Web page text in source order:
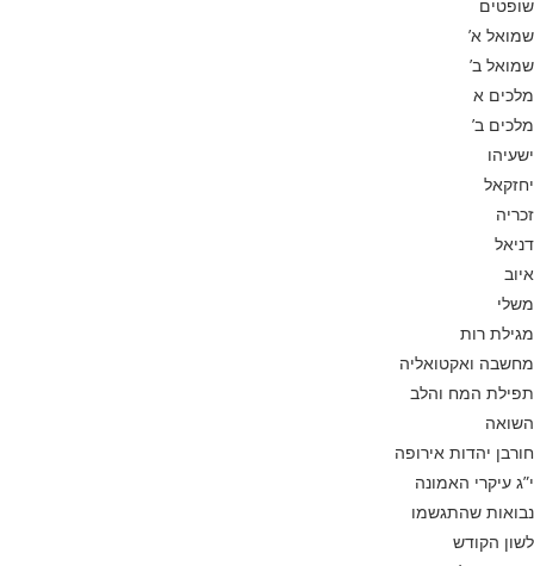
שופטים
שמואל א’
שמואל ב’
מלכים א
מלכים ב’
ישעיהו
יחזקאל
זכריה
דניאל
איוב
משלי
מגילת רות
מחשבה ואקטואליה
תפילת המח והלב
השואה
חורבן יהדות אירופה
י”ג עיקרי האמונה
נבואות שהתגשמו
לשון הקודש